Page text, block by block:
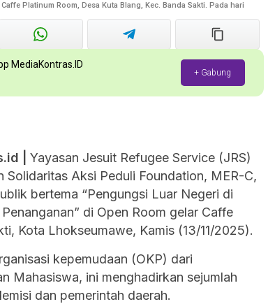
Platinum Room, Desa Kuta Blang, Kec. Banda Sakti. Pada hari
MediaKontras.ID
+ Gabung
|
Yayasan Jesuit Refugee Service (JRS)
Solidaritas Aksi Peduli Foundation, MER-C,
bertema “Pengungsi Luar Negeri di
di Open Room gelar Caffe
Kota Lhokseumawe, Kamis (13/11/2025).
kepemudaan (OKP) dari
Mahasiswa, ini menghadirkan sejumlah
dan pemerintah daerah.